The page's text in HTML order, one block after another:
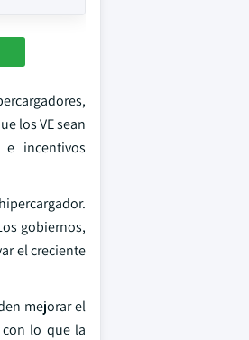
los VE sean
incentivos
gobiernos,
el creciente
mejorar el
lo que la